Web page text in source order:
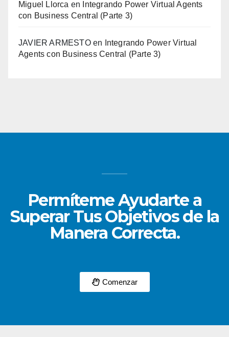
Miguel Llorca en
Integrando Power Virtual Agents
con Business Central (Parte 3)
JAVIER ARMESTOen
Integrando Power Virtual
Agents con Business Central (Parte 3)
Permíteme Ayudarte a
Superar Tus Objetivos de la
Manera Correcta.
Comenzar